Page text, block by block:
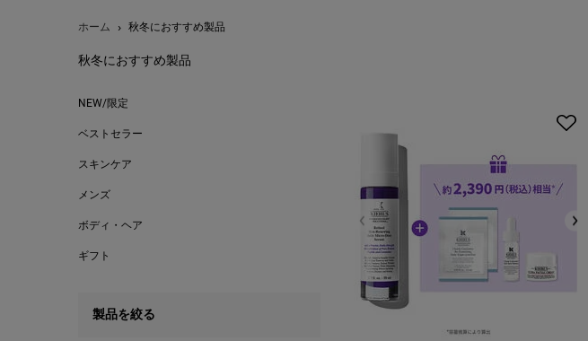
ホーム 秋冬におすすめ製品
秋冬におすすめ製品
秋冬におすすめ製品
NEW/限定
ベストセラー
スキンケア
メンズ
ボディ・ヘア
ギフト
製品を絞る